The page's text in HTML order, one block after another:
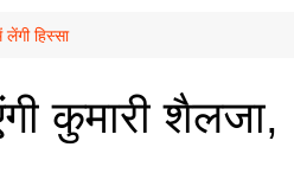
हिस्सा
कुमारी शैलजा,